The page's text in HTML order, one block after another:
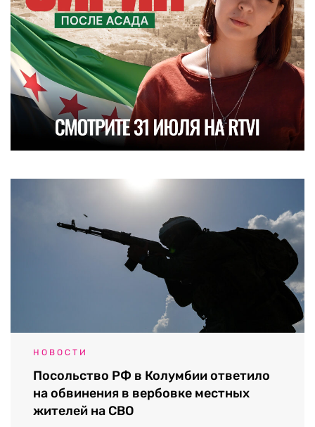
НОВОСТИ
Посольство РФ в Колумбии ответило
на обвинения в вербовке местных
жителей на СВО